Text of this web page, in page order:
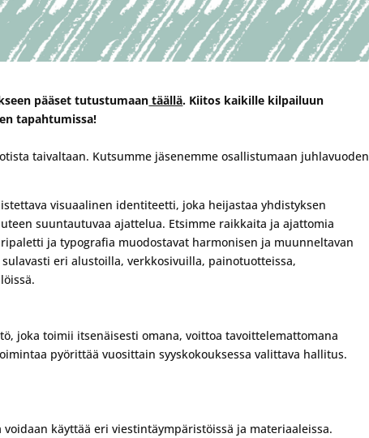
pääset tutustumaan täällä. Kiitos kaikille kilpailuun
tapahtumissa!
taivaltaan. Kutsumme jäsenemme osallistumaan juhlavuoden
visuaalinen identiteetti, joka heijastaa yhdistyksen
suuntautuvaa ajattelua. Etsimme raikkaita ja ajattomia
ja typografia muodostavat harmonisen ja muunneltavan
eri alustoilla, verkkosivuilla, painotuotteissa,
joka toimii itsenäisesti omana, voittoa tavoittelemattomana
pyörittää vuosittain syyskokouksessa valittava hallitus.
voidaan käyttää eri viestintäympäristöissä ja materiaaleissa.